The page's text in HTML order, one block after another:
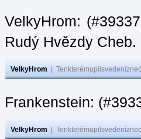
VelkyHrom:
Rudý Hvězdy Cheb.
VelkyHrom
Frankenstein:
VelkyHrom